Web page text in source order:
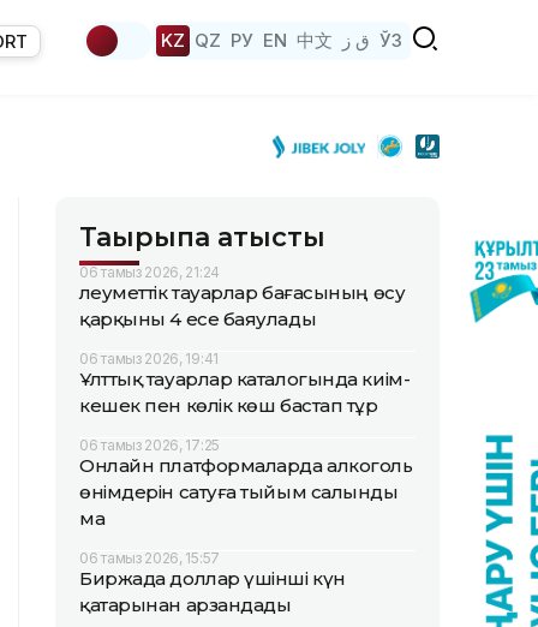
KZ QZ РУ EN 中文 ق ز ЎЗ
Тақырыпқа қатысты
06 тамыз 2026, 21:24
Әлеуметтік тауарлар бағасының өсу
қарқыны 4 есе баяулады
06 тамыз 2026, 19:41
Ұлттық тауарлар каталогында киім-
кешек пен көлік көш бастап тұр
06 тамыз 2026, 17:25
Онлайн платформаларда алкоголь
өнімдерін сатуға тыйым салынды
ма
06 тамыз 2026, 15:57
Биржада доллар үшінші күн
қатарынан арзандады